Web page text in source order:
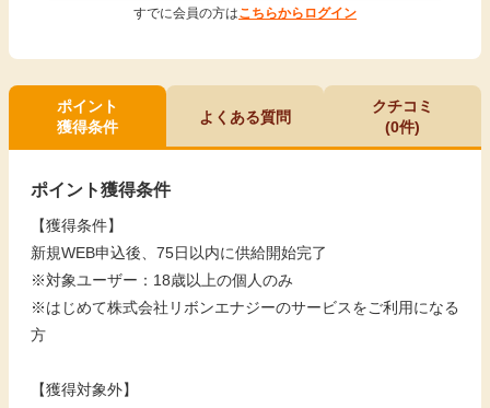
すでに会員の方はこちらからログイン
ポイント
獲得条件
よくある質問
クチコミ
(0件)
ポイント獲得条件
【獲得条件】
新規WEB申込後、75日以内に供給開始完了
※対象ユーザー：18歳以上の個人のみ
※はじめて株式会社リボンエナジーのサービスをご利用になる
方
【獲得対象外】